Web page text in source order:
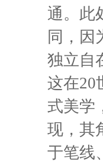
通。此
同，因
独立自
这在20
式美学
现，其
于笔线